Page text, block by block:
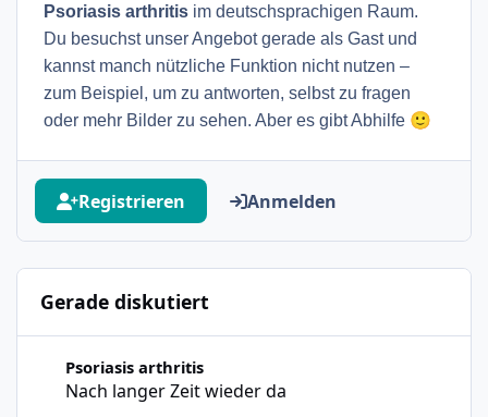
Psoriasis arthritis im deutschsprachigen Raum.
Du besuchst unser Angebot gerade als Gast und
kannst manch nützliche Funktion nicht nutzen –
zum Beispiel, um zu antworten, selbst zu fragen
oder mehr Bilder zu sehen. Aber es gibt Abhilfe 🙂
Registrieren Anmelden
Gerade diskutiert
Psoriasis arthritis
Nach langer Zeit wieder da